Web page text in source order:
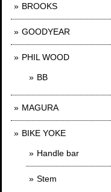
BROOKS
GOODYEAR
PHIL WOOD
BB
MAGURA
BIKE YOKE
Handle bar
Stem